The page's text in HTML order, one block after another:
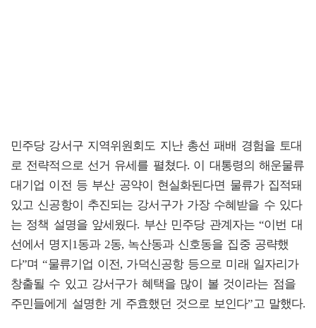
민주당 강서구 지역위원회도 지난 총선 패배 경험을 토대
로 전략적으로 선거 유세를 펼쳤다. 이 대통령의 해운물류
대기업 이전 등 부산 공약이 현실화된다면 물류가 집적돼
있고 신공항이 추진되는 강서구가 가장 수혜받을 수 있다
는 정책 설명을 앞세웠다. 부산 민주당 관계자는 “이번 대
선에서 명지1동과 2동, 녹산동과 신호동을 집중 공략했
다”며 “물류기업 이전, 가덕신공항 등으로 미래 일자리가
창출될 수 있고 강서구가 혜택을 많이 볼 것이라는 점을
주민들에게 설명한 게 주효했던 것으로 보인다”고 말했다.